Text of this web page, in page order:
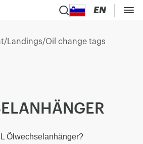
EN
/ Landings/Oil change tags
Ölwechselanhänger?